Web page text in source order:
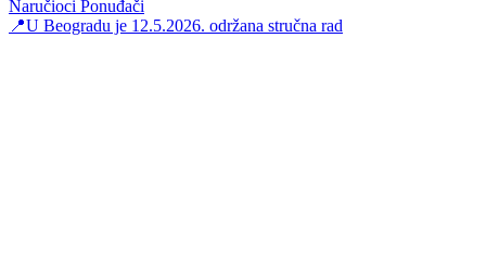
📍U Beogradu je 12.5.2026. održana stručna rad